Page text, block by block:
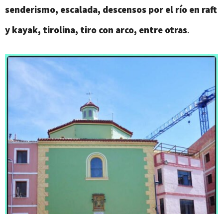
senderismo, escalada, descensos por el río en raft
y kayak, tirolina, tiro con arco, entre otras.